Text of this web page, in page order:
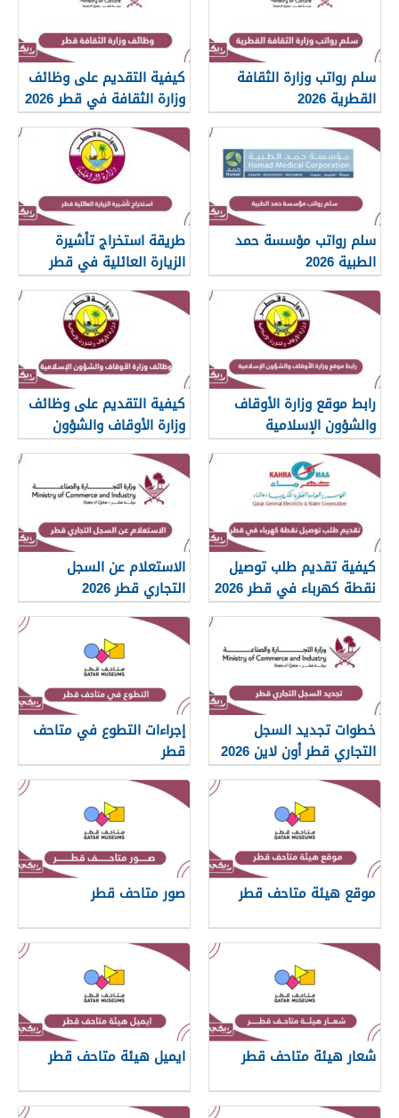
سلم رواتب وزارة الثقافة
القطرية 2026
كيفية التقديم على وظائف
وزارة الثقافة في قطر 2026
سلم رواتب مؤسسة حمد
الطبية 2026
طريقة استخراج تأشيرة
الزيارة العائلية في قطر
2026
رابط موقع وزارة الأوقاف
والشؤون الإسلامية
islam.gov.qa
كيفية التقديم على وظائف
وزارة الأوقاف والشؤون
الإسلامية قطر 2026
كيفية تقديم طلب توصيل
نقطة كهرباء في قطر 2026
الاستعلام عن السجل
التجاري قطر 2026
خطوات تجديد السجل
التجاري قطر أون لاين 2026
إجراءات التطوع في متاحف
قطر
موقع هيئة متاحف قطر صور متاحف قطر
شعار هيئة متاحف قطر ايميل هيئة متاحف قطر